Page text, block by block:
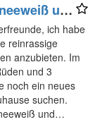
und
ich habe
reinrassige
anzubieten. Im
und 3
noch ein neues
suchen.
und…